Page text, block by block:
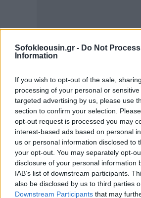
Sofokleousin.gr - Do Not
Information
If you wish to opt-out of the sale,
processing of your personal or
targeted advertising by us, please use
section to confirm your selection.
opt-out request is processed you may
interest-based ads based on personal
us or personal information disclosed to
your opt-out. You may separately opt-
disclosure of your personal information
IAB’s list of downstream participants.
also be disclosed by us to third parties
Downstream Participants that may